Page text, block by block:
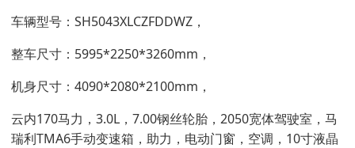
车辆型号：SH5043XLCZFDDWZ，
整车尺寸：5995*2250*3260mm，
机身尺寸：4090*2080*2100mm，
云内170马力，3.0L，7.00钢丝轮胎，2050宽体驾驶室，马
瑞利TMA6手动变速箱，助力，电动门窗，空调，10寸液晶